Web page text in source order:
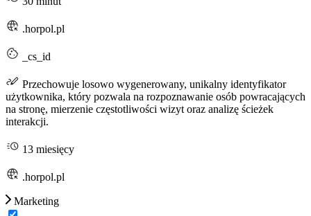
.horpol.pl
_cs_id
Przechowuje losowo wygenerowany, unikalny identyfikator
użytkownika, który pozwala na rozpoznawanie osób powracających
na stronę, mierzenie częstotliwości wizyt oraz analizę ścieżek
interakcji.
13 miesięcy
.horpol.pl
Marketing